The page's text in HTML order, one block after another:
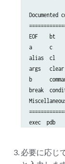
Documented
EOF    bt
a      c
alias  cl
args
b
break
exec  pdb
retval  rv
必要に応じ